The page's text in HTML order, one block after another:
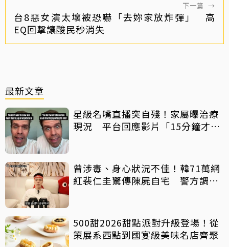
下一篇 →
台8惡女演太壞被恐嚇「去妳家放炸彈」 高
EQ回擊讓酸民秒消失
最新文章
星級名嘴直播突自殘！家屬曝治療
現況 平台回應影片「15分鐘才下
曾涉毒、身心狀況不佳！韓71萬網
紅裴仁圭驚傳陳屍自宅 警方調查
500甜2026甜點派對升級登場！從
策展系西點到國宴級美味名店齊聚